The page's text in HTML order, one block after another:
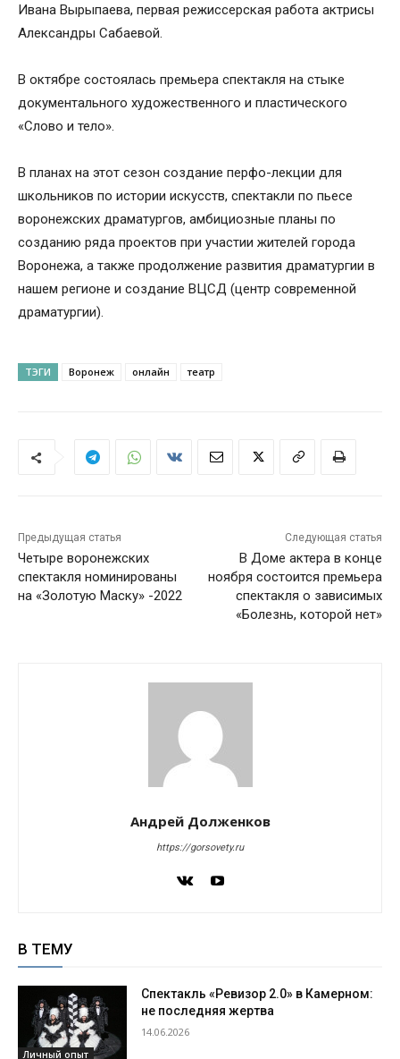
Ивана Вырыпаева, первая режиссерская работа актрисы
Александры Сабаевой.
В октябре состоялась премьера спектакля на стыке
документального художественного и пластического
«Слово и тело».
В планах на этот сезон создание перфо-лекции для
школьников по истории искусств, спектакли по пьесе
воронежских драматургов, амбициозные планы по
созданию ряда проектов при участии жителей города
Воронежа, а также продолжение развития драматургии в
нашем регионе и создание ВЦСД (центр современной
драматургии).
ТЭГИ Воронеж онлайн театр
Предыдущая статья
Четыре воронежских
спектакля номинированы
на «Золотую Маску» -2022
Следующая статья
В Доме актера в конце
ноября состоится премьера
спектакля о зависимых
«Болезнь, которой нет»
Андрей Долженков
https://gorsovety.ru
В ТЕМУ
Личный опыт
Спектакль «Ревизор 2.0» в Камерном:
не последняя жертва
14.06.2026